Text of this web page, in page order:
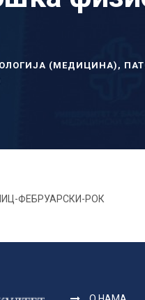
(МЕДИЦИНА) ,
ФЕБРУАРСКИ-РОК